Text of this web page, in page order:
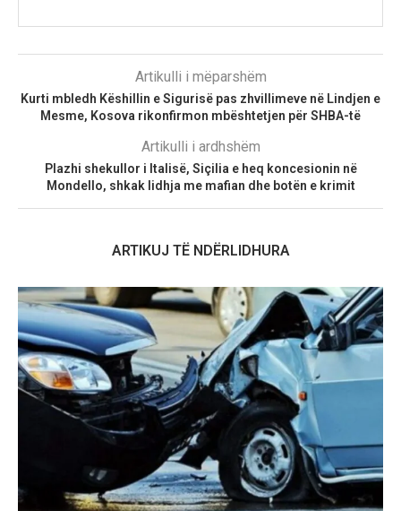
Artikulli i mëparshëm
Kurti mbledh Këshillin e Sigurisë pas zhvillimeve në Lindjen e
Mesme, Kosova rikonfirmon mbështetjen për SHBA-të
Artikulli i ardhshëm
Plazhi shekullor i Italisë, Siçilia e heq koncesionin në
Mondello, shkak lidhja me mafian dhe botën e krimit
ARTIKUJ TË NDËRLIDHURA